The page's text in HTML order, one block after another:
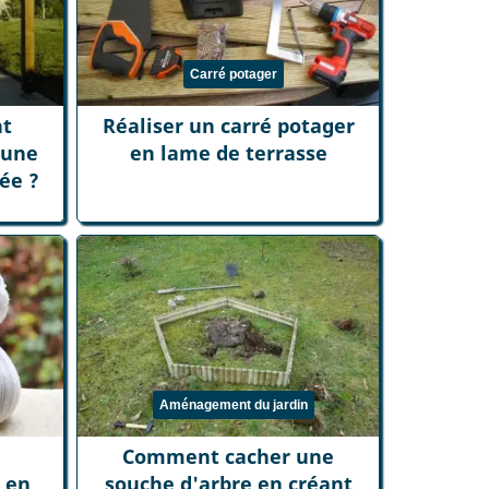
?
Carré potager
Réaliser un carré potager
en lame de terrasse
en
Aménagement du jardin
Comment cacher une
souche d'arbre en créant